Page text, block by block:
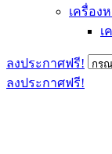
เครื่อง
เ
ลงประกาศฟรี!
ลงประกาศฟรี!